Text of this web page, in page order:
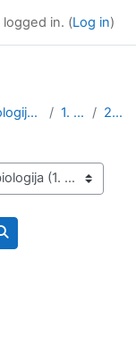
in. (Log in)
Varstvena biologija (1. stopnja, 3. stopnja) 1. stopnja 2. letnik
Search courses